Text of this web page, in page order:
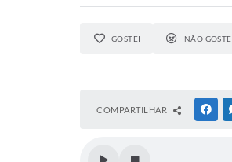
GOSTEI NÃO
COMPARTILHAR